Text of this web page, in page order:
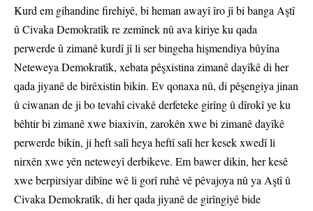
Kurd em gihandine firehiyê, bi heman awayî îro jî bi banga Aştî
û Civaka Demokratîk re zemînek nû ava kiriye ku qada
perwerde û zimanê kurdî jî li ser bingeha hişmendiya bûyîna
Neteweya Demokratîk, xebata pêşxistina zimanê dayîkê di her
qada jiyanê de birêxistin bikin. Ev qonaxa nû, di pêşengiya jinan
û ciwanan de ji bo tevahî civakê derfeteke girîng û dîrokî ye ku
bêhtir bi zimanê xwe biaxivin, zarokên xwe bi zimanê dayîkê
perwerde bikin, ji heft salî heya heftî salî her kesek xwedî li
nirxên xwe yên neteweyî derbikeve. Em bawer dikin, her kesê
xwe berpirsiyar dibîne wê li gorî ruhê vê pêvajoya nû ya Aştî û
Civaka Demokratîk, di her qada jiyanê de girîngiyê bide